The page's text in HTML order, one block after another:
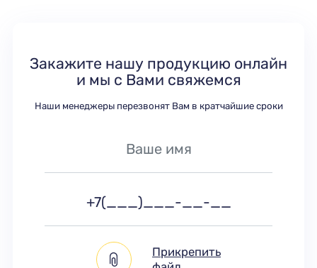
Закажите нашу продукцию онлайн
и мы с Вами свяжемся
Наши менеджеры перезвонят Вам в кратчайшие сроки
Прикрепить